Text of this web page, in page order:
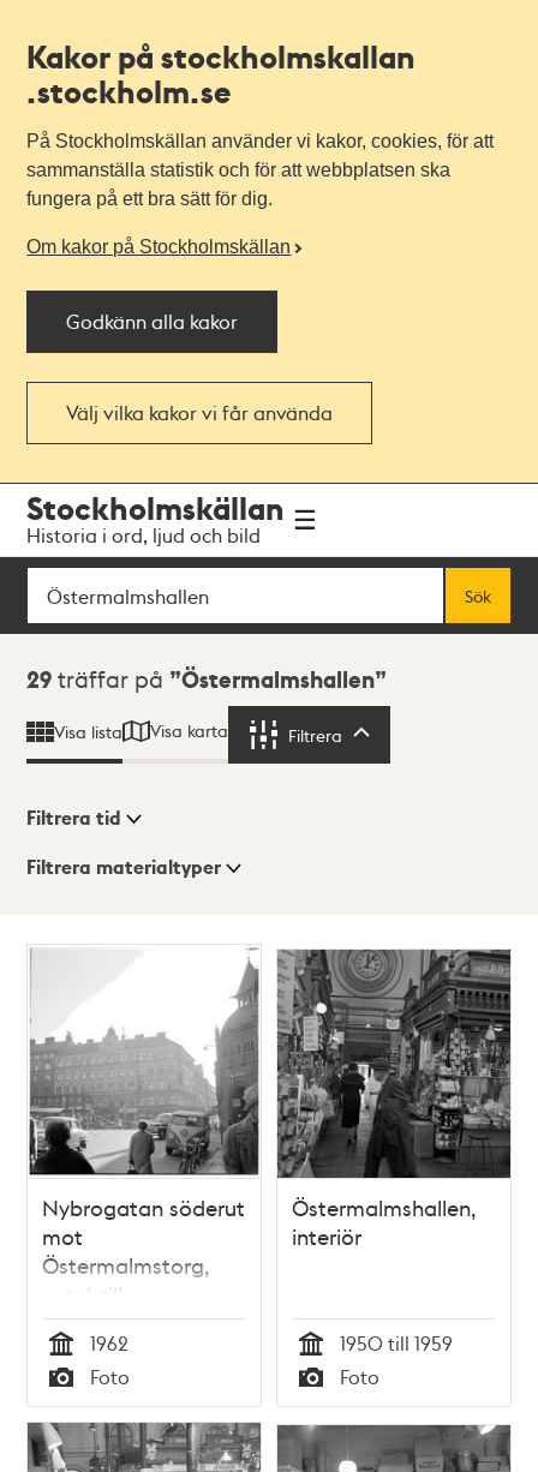
Kakor på stockholmskallan
.stockholm.se
På Stockholmskällan använder vi kakor, cookies, för att
sammanställa statistik och för att webbplatsen ska
fungera på ett bra sätt för dig.
Om kakor på Stockholmskällan
Godkänn alla kakor
Välj vilka kakor vi får använda
navigationen
huvudinnehållet
Stockholmskällan
Historia i ord, ljud och bild
Sök
Sök
Sökresultat
29 träffar på Östermalmshallen
Visa lista Visa karta Filtrera
Visningsläge
Filtrera tid
Filtrera materialtyper
träffar
Nybrogatan söderut
mot
Östermalmstorg,
entré till
Östermalmshallen
Tid
1962
Typ
Foto
Östermalmshallen,
interiör
Tid
1950 till 1959
Typ
Foto